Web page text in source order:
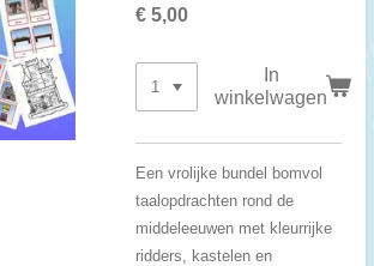
€ 5,00
In
winkelwagen
Een vrolijke bundel bomvol
taalopdrachten rond de
middeleeuwen met kleurrijke
ridders, kastelen en